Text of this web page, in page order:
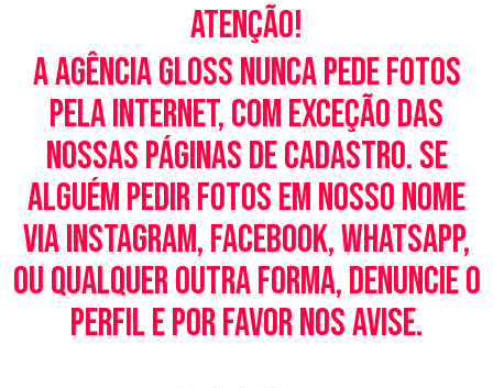
Atenção!
A Agência Gloss nunca pede fotos
pela Internet, com exceção das
nossas páginas de cadastro. Se
alguém pedir fotos em nosso nome
via Instagram, Facebook, WhatsApp,
ou qualquer outra forma, denuncie o
perfil e por favor nos avise.